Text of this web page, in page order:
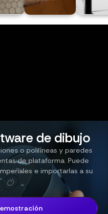
de dibujo
o polilíneas y paredes
de plataforma. Puede
e importarlas a su